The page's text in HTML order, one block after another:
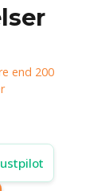
end 200